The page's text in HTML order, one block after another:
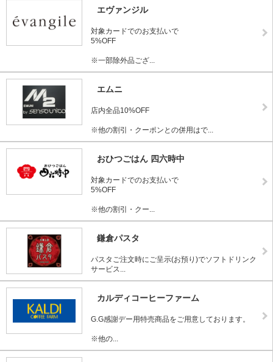
エヴァンジル
対象カードでのお支払いで
5%OFF
※一部除外品ござ...
エムニ
店内全品10%OFF
※他の割引・クーポンとの併用はで...
おひつごはん 四六時中
対象カードでのお支払いで
5%OFF
※他の割引・クー...
鎌倉パスタ
パスタご注文時にご呈示(お預り)でソフトドリンク
サービス...
カルディコーヒーファーム
G.G感謝デー用特売商品をご用意しております。
※他の...